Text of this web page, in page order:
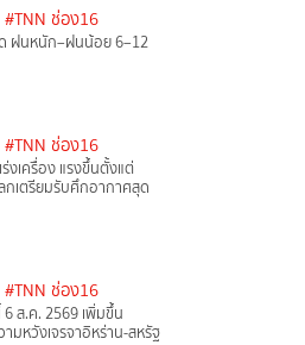
#TNN ช่อง16
ฝนหนัก–ฝนน้อย 6–12
#TNN ช่อง16
งเครื่อง แรงขึ้นตั้งแต่
กเตรียมรับศึกอากาศสุด
#TNN ช่อง16
ส.ค. 2569 เพิ่มขึ้น
มหวังเจรจาอิหร่าน-สหรัฐ